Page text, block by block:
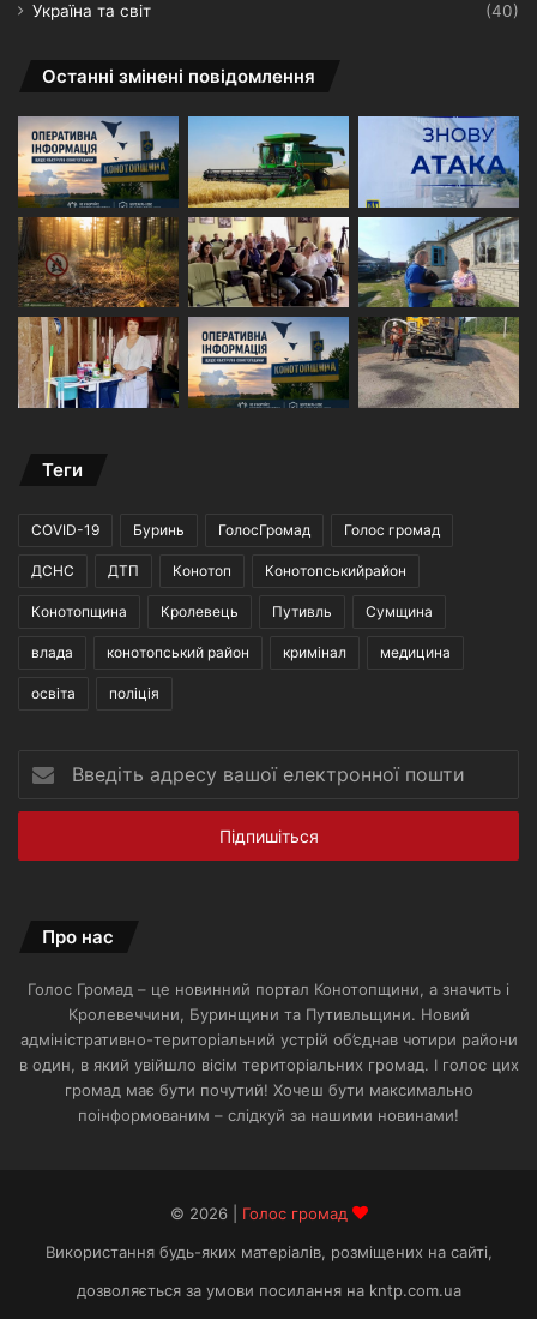
Україна та світ
(40)
Останні змінені повідомлення
Теги
COVID-19 Буринь ГолосГромад Голос громад
ДСНС ДТП Конотоп Конотопськийрайон
Конотопщина Кролевець Путивль Сумщина
влада конотопський район кримінал медицина
освіта поліція
адресу
вашої
пошти
Про нас
Голос Громад – це новинний портал Конотопщини, а значить і
Кролевеччини, Буринщини та Путивльщини. Новий
адміністративно-територіальний устрій об’єднав чотири райони
в один, в який увійшло вісім територіальних громад. І голос цих
громад має бути почутий! Хочеш бути максимально
поінформованим – слідкуй за нашими новинами!
© 2026 | Голос громад
Використання будь-яких матеріалів, розміщених на сайті,
дозволяється за умови посилання на kntp.com.ua